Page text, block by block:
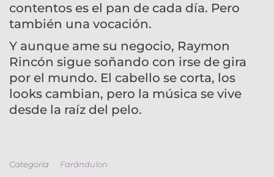
contentos es el pan de cada día. Pero
también una vocación.
Y aunque ame su negocio, Raymon
Rincón sigue soñando con irse de gira
por el mundo. El cabello se corta, los
looks cambian, pero la música se vive
desde la raíz del pelo.
Categoría Farándulon